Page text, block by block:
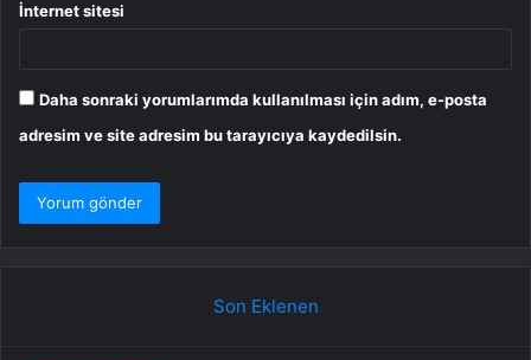
İnternet sitesi
Daha sonraki yorumlarımda kullanılması için adım, e-posta
adresim ve site adresim bu tarayıcıya kaydedilsin.
Son Eklenen